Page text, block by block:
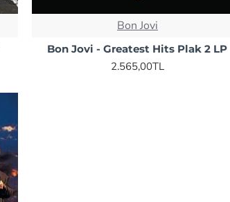
Bon Jovi
Bon Jovi - Greatest Hits Plak 2 LP
2.565,00TL